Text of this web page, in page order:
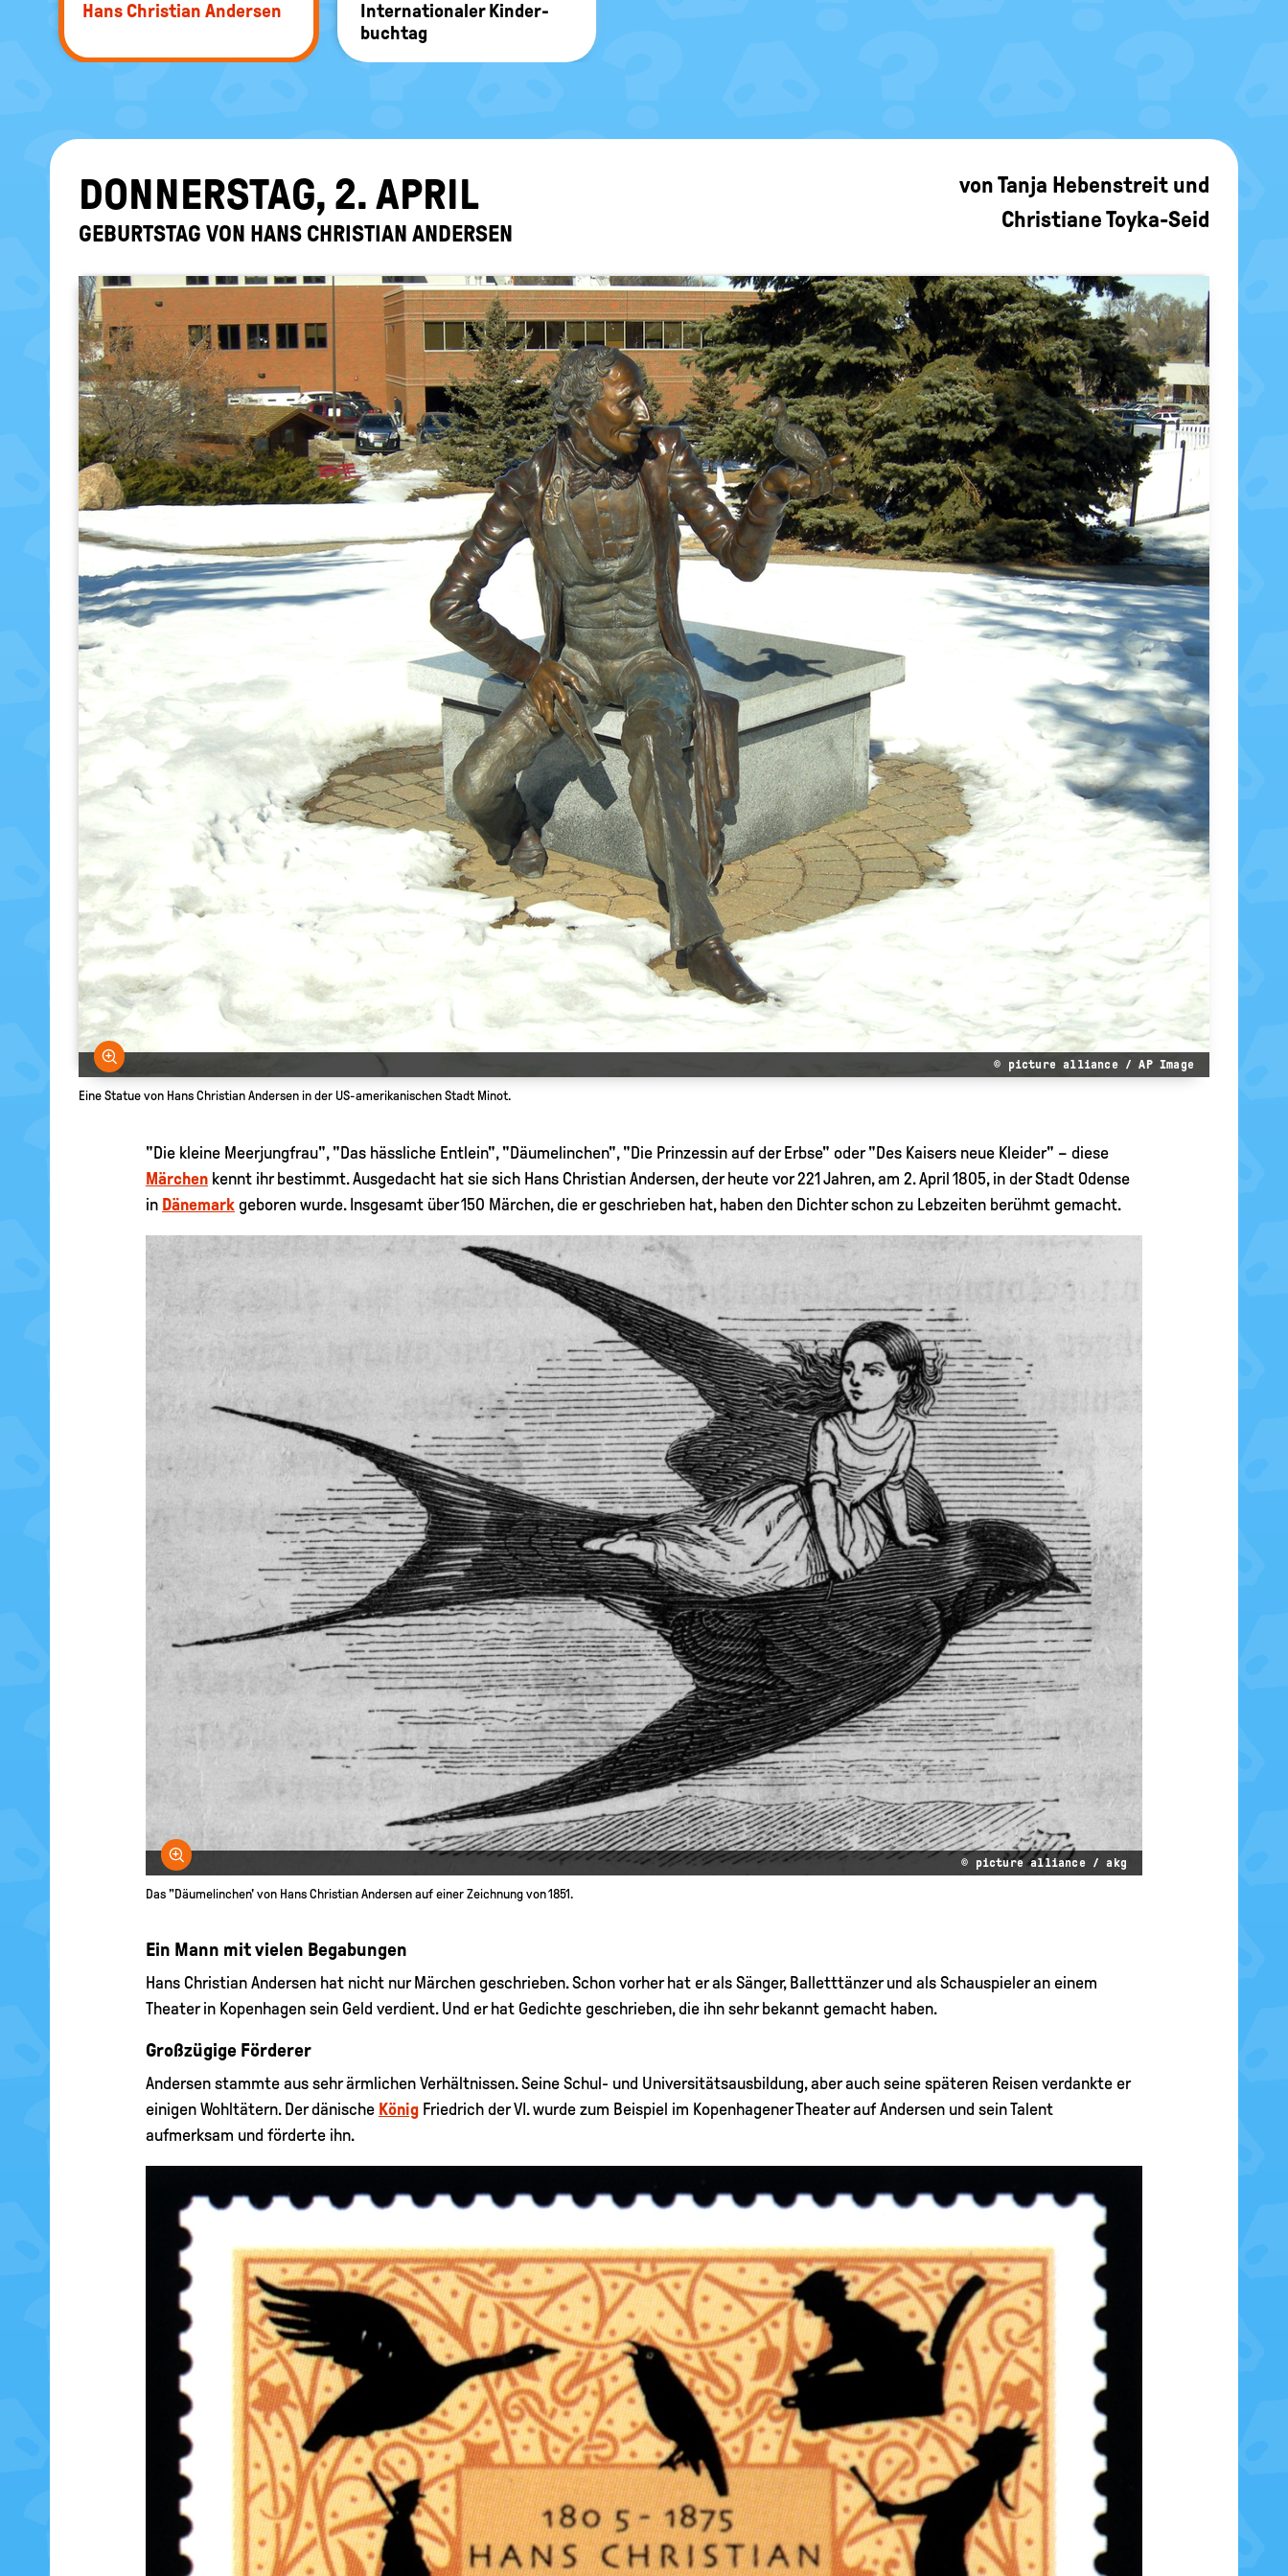
Hans Chris­ti­an An­der­sen
In­ter­na­tio­na­ler Kin­der­
buch­tag
DON­NERS­TAG, 2. APRIL
GE­BURTS­TAG VON HANS CHRIS­TI­AN AN­DER­SEN
vonTanja Hebenstreit und
Christiane Toyka-Seid
Bild vergrößern
© picture alliance / AP Image
Eine Statue von Hans Christian Andersen in der US-amerikanischen Stadt Minot.
"Die kleine Meerjungfrau", "Das hässliche Entlein", "Däumelinchen", "Die Prinzessin auf der Erbse" oder "Des Kaisers neue Kleider" – diese
Märchen kennt ihr bestimmt. Ausgedacht hat sie sich Hans Christian Andersen, der heute vor 221 Jahren, am 2. April 1805, in der Stadt Odense
in Dänemark geboren wurde. Insgesamt über 150 Märchen, die er geschrieben hat, haben den Dichter schon zu Lebzeiten berühmt gemacht.
Bild vergrößern
© picture alliance / akg
Das "Däumelinchen' von Hans Christian Andersen auf einer Zeichnung von 1851.
Ein Mann mit vielen Begabungen
Hans Christian Andersen hat nicht nur Märchen geschrieben. Schon vorher hat er als Sänger, Balletttänzer und als Schauspieler an einem
Theater in Kopenhagen sein Geld verdient. Und er hat Gedichte geschrieben, die ihn sehr bekannt gemacht haben.
Großzügige Förderer
Andersen stammte aus sehr ärmlichen Verhältnissen. Seine Schul- und Universitätsausbildung, aber auch seine späteren Reisen verdankte er
einigen Wohltätern. Der dänische König Friedrich der VI. wurde zum Beispiel im Kopenhagener Theater auf Andersen und sein Talent
aufmerksam und förderte ihn.